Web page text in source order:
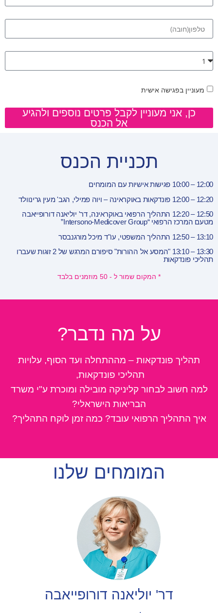
מעוניין בפגישה אישית
כן, אני מעוניין לקבל פרטים נוספים ולהגיע
אל הכנס
תכניית הכנס
12:00 – 10:00 פגישות אישיות עם המומחים
12:20 – 12:00 פונדקאות באוקראינה – ויוה פמילי, הגב' מעין גרינוולד
12:50 – 12:20 התהליך הרפואי באוקראינה, דר' יוליאנה דורופייאבה
מטעם המרכז הרפואי “Intersono-Medicover Group”
13:10 – 12:50 התהליך המשפטי, עו"ד מיכל מורגנבסר
13:30 – 13:10 "המסע אל ההורות" סיפורם המרגש של 2 זוגות שעברו
תהליכי פונדקאות
* המקום שמור ל - 50 מוזמנים בלבד
על מה נדבר?
תהליך פונדקאות – מההתחלה ועד הסוף, עלויות
תהליכי פונדקאות,
למה חשוב לבחור קליניקה מובילה ומוכרת ע"י משרד
הבריאות הישראלי?
איך התהליך הרפואי עובד? כמה זמן לוקח התהליך?
המומחים שלנו
דר' יוליאנה דורופייאבה